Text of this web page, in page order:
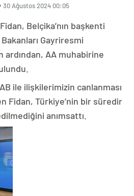
30 Ağustos 2024 00:05
Belçika’nın başkenti
Gayriresmi
ardından, AA muhabirine
ile ilişkilerimizin canlanması
Fidan, Türkiye’nin bir süredir
anımsattı.